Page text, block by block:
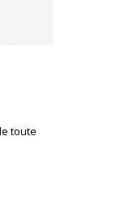
toute